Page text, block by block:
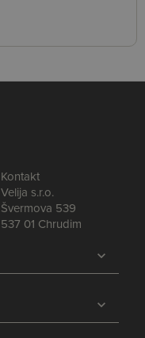
Kontakt
Velija s.r.o.
Švermova 539
537 01 Chrudim
expand_more
expand_more